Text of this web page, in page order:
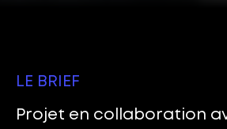
LE BRIEF
Projet en collaboration